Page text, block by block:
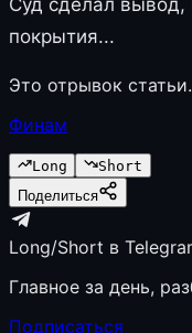
покрытия...
Это отрывок
Финам
Long
Short
Поделиться
Long/Short в
Главное за день,
Подписаться